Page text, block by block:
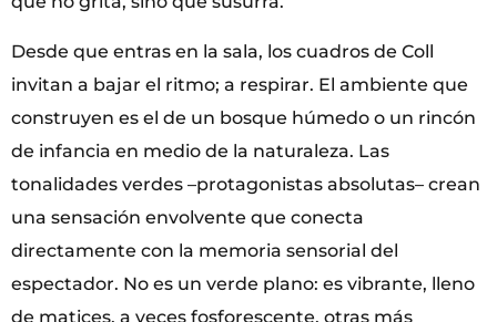
Desde que entras en la sala, los cuadros de Coll
invitan a bajar el ritmo; a respirar. El ambiente que
construyen es el de un bosque húmedo o un rincón
de infancia en medio de la naturaleza. Las
tonalidades verdes –protagonistas absolutas– crean
una sensación envolvente que conecta
directamente con la memoria sensorial del
espectador. No es un verde plano: es vibrante, lleno
de matices, a veces fosforescente, otras más